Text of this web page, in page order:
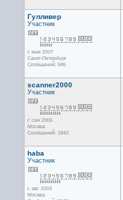
Гулливер
Участник
с мая 2007
Санкт-Петербург
Сообщений: 585
scanner2000
Участник
с сен 2005
Москва
Сообщений: 1842
haba
Участник
с авг 2003
Москва